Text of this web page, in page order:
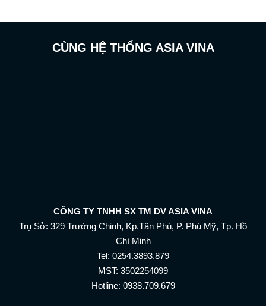
CÙNG HỆ THỐNG ASIA VINA
CÔNG TY TNHH SX TM DV ASIA VINA
Trụ Sở: 329 Trường Chinh, Kp.Tân Phú, P. Phú Mỹ, Tp. Hồ
Chí Minh
Tel: 0254.3893.879
MST: 3502254099
Hotline: 0938.709.679